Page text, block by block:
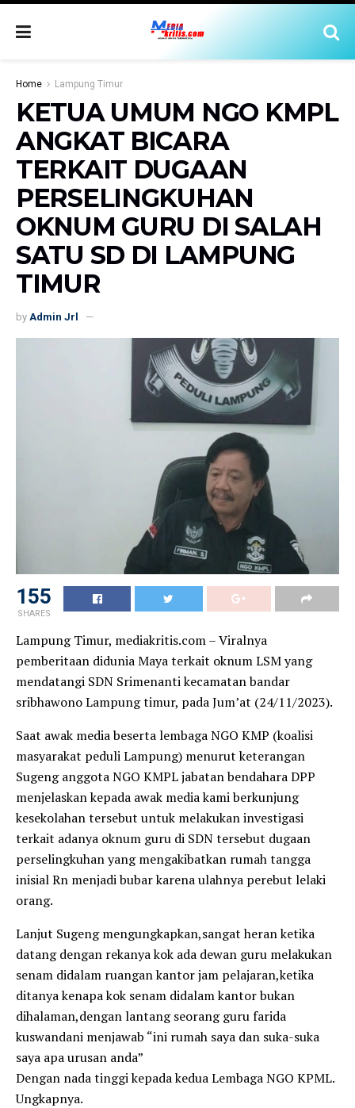
Home Lampung Timur
KETUA UMUM NGO KMPL
ANGKAT BICARA
TERKAIT DUGAAN
PERSELINGKUHAN
OKNUM GURU DI SALAH
SATU SD DI LAMPUNG
TIMUR
by Admin Jrl
155
SHARES
Lampung Timur, mediakritis.com – Viralnya
pemberitaan didunia Maya terkait oknum LSM yang
mendatangi SDN Srimenanti kecamatan bandar
sribhawono Lampung timur, pada Jum’at (24/11/2023).
Saat awak media beserta lembaga NGO KMP (koalisi
masyarakat peduli Lampung) menurut keterangan
Sugeng anggota NGO KMPL jabatan bendahara DPP
menjelaskan kepada awak media kami berkunjung
kesekolahan tersebut untuk melakukan investigasi
terkait adanya oknum guru di SDN tersebut dugaan
perselingkuhan yang mengakibatkan rumah tangga
inisial Rn menjadi bubar karena ulahnya perebut lelaki
orang.
Lanjut Sugeng mengungkapkan,sangat heran ketika
datang dengan rekanya kok ada dewan guru melakukan
senam didalam ruangan kantor jam pelajaran,ketika
ditanya kenapa kok senam didalam kantor bukan
dihalaman,dengan lantang seorang guru farida
kuswandani menjawab “ini rumah saya dan suka-suka
saya apa urusan anda”
Dengan nada tinggi kepada kedua Lembaga NGO KPML.
Ungkapnya.